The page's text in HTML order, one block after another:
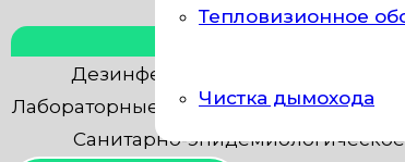
Тепловизионное
Чистка дымохода
Дезинфекция систем вентиляции
Лабораторные исследования
Санитарно-